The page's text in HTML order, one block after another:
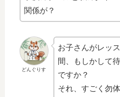
関係が？
どんぐりす
お子さんがレッ
間、もしかして
ですか？
それ、すごく勿